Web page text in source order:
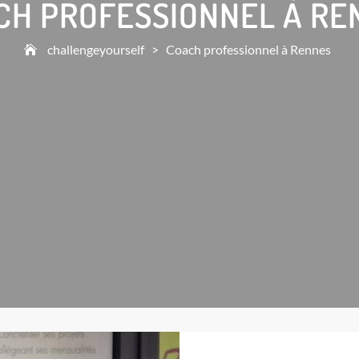
PROFESSIONNEL À
challengeyourself > Coach professionnel à Rennes